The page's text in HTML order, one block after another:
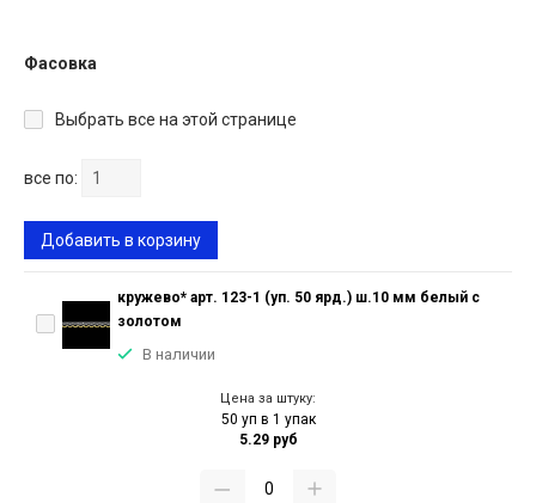
Фасовка
Выбрать все на этой странице
все по:
Добавить в корзину
кружево* арт. 123-1 (уп. 50 ярд.) ш.10 мм белый с
золотом
В наличии
Цена за штуку:
50 уп в 1 упак
5.29 руб